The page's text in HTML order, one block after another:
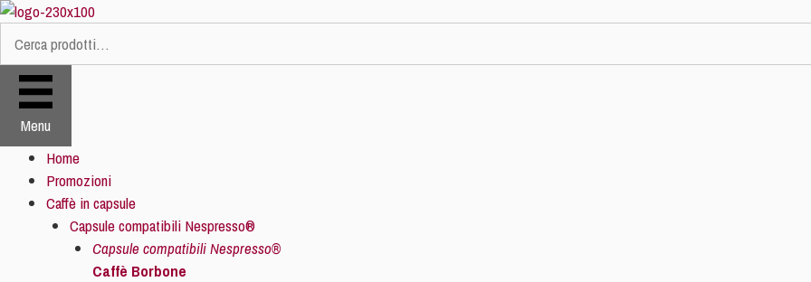
Vai
contenuto
Cerca:
Menu
Home
Promozioni
Caffè in capsule
Capsule compatibili Nespresso®
Capsule compatibili Nespresso®
Caffè Borbone